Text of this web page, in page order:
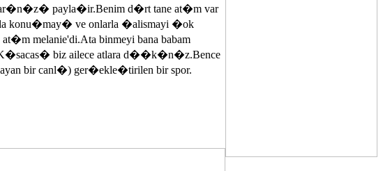
payla�ir.Benim d�rt tane at�m var
konu�may� ve onlarla �alismayi �ok
melanie'di.Ata binmeyi bana babam
biz ailece atlara d��k�n�z.Bence
bir canl�) ger�ekle�tirilen bir spor.